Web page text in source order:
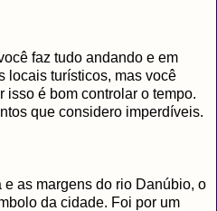
faz tudo andando e em
locais turísticos, mas você
isso é bom controlar o tempo.
que considero imperdíveis.
as margens do rio Danúbio, o
da cidade. Foi por um